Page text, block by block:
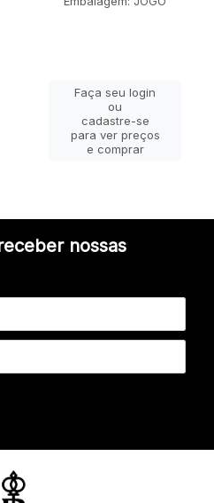
Faça seu login
ou
cadastre-se
para ver preços
e comprar
nossas